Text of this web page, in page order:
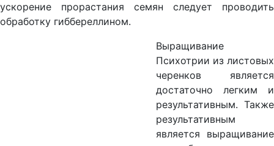
ускорение прорастания семян следует проводить
обработку гиббереллином.
Выращивание
Психотрии из листовых
черенков является
достаточно легким и
результативным. Также
результативным
является выращивание